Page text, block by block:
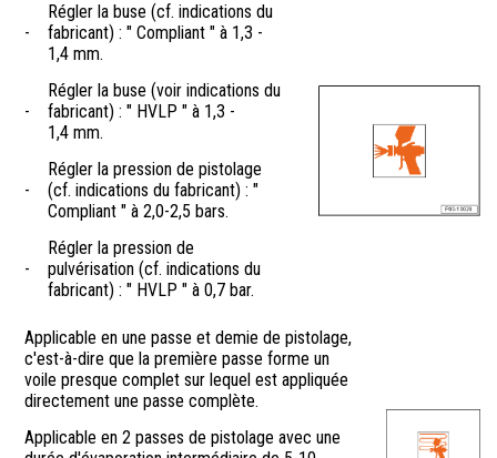
-
Régler la buse (cf. indications du
fabricant) : " Compliant " à 1,3 -
1,4 mm.
-
Régler la buse (voir indications du
fabricant) : " HVLP " à 1,3 -
1,4 mm.
-
Régler la pression de pistolage
(cf. indications du fabricant) : "
Compliant " à 2,0-2,5 bars.
-
Régler la pression de
pulvérisation (cf. indications du
fabricant) : " HVLP " à 0,7 bar.
Applicable en une passe et demie de pistolage,
c'est-à-dire que la première passe forme un
voile presque complet sur lequel est appliquée
directement une passe complète.
Applicable en 2 passes de pistolage avec une